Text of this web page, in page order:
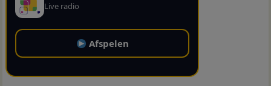
Live radio
Afspelen